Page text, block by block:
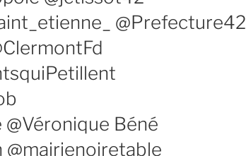
@Prefecture42
Béné
@mairienoiretable